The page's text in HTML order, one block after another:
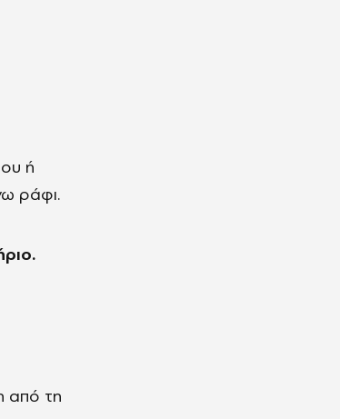
ή
ράφι.
από τη